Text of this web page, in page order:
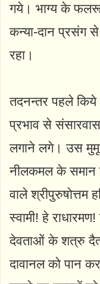
गये। भाग्य के
कन्या-दान प्रसंग
रहा।
तदनन्तर पहले किये
प्रभाव से
लगाने लगे। उस
नीलकमल के समान
वाले श्रीपुरुषोत्तम
स्वामी! हे
देवताओं के शत्रु
दावानल को पान